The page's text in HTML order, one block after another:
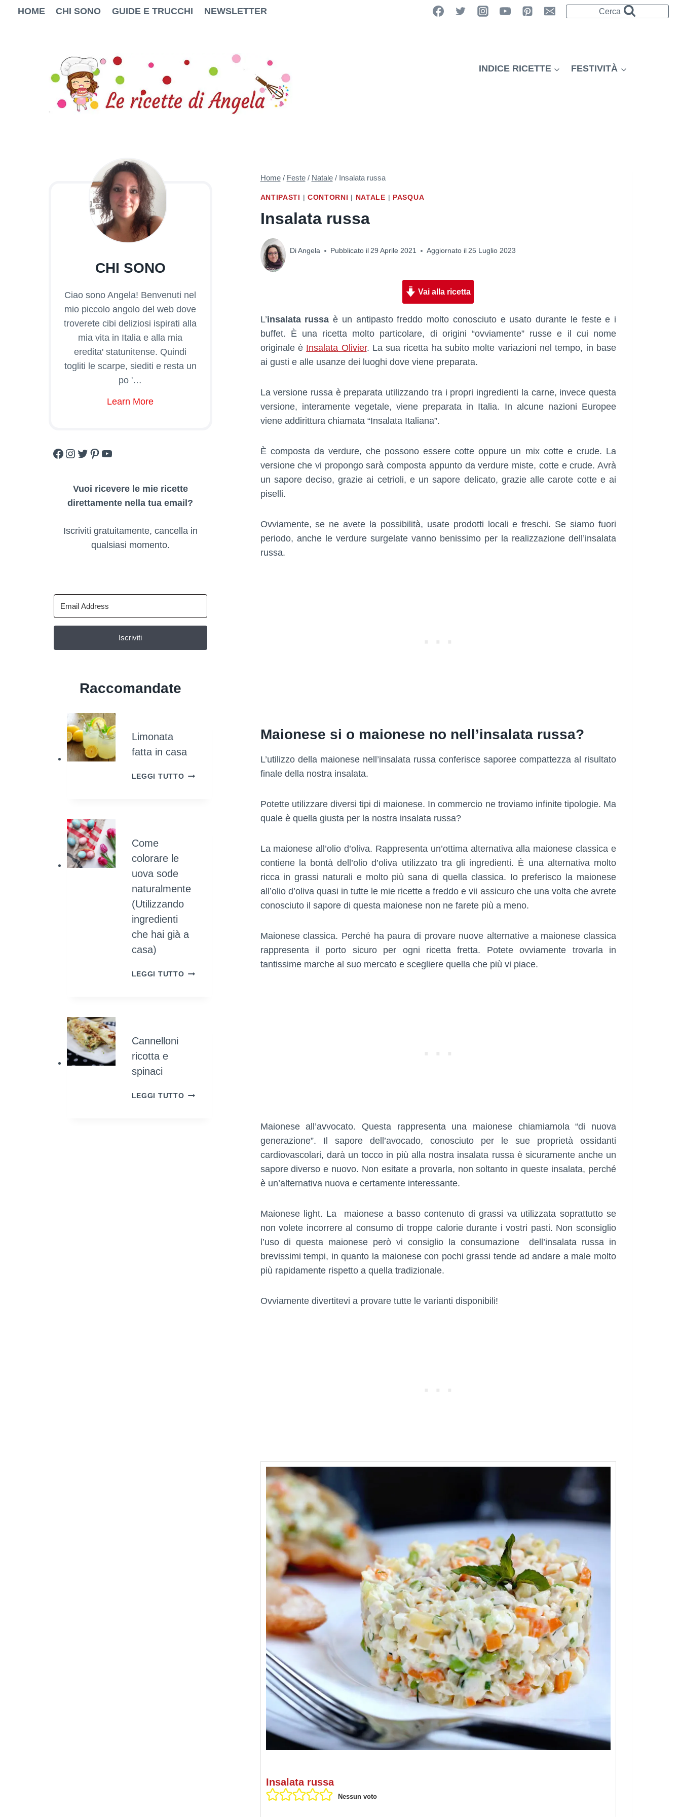
SaltaHOME CHI SONO GUIDE E TRUCCHI NEWSLETTER Cerca
INDICE RICETTE FESTIVITÀ
Home / Feste / Natale / Insalata russa
ANTIPASTI | CONTORNI | NATALE | PASQUA
Insalata russa
Di Angela Pubblicato il 29 Aprile 2021 Aggiornato il25 Luglio 2023
Vai alla ricetta
L’insalata russa è un antipasto freddo molto conosciuto e usato durante le feste e i
buffet. È una ricetta molto particolare, di origini “ovviamente” russe e il cui nome
originale è Insalata Olivier. La sua ricetta ha subito molte variazioni nel tempo, in base
ai gusti e alle usanze dei luoghi dove viene preparata.
La versione russa è preparata utilizzando tra i propri ingredienti la carne, invece questa
versione, interamente vegetale, viene preparata in Italia. In alcune nazioni Europee
viene addirittura chiamata “Insalata Italiana”.
È composta da verdure, che possono essere cotte oppure un mix cotte e crude. La
versione che vi propongo sarà composta appunto da verdure miste, cotte e crude. Avrà
un sapore deciso, grazie ai cetrioli, e un sapore delicato, grazie alle carote cotte e ai
piselli.
Ovviamente, se ne avete la possibilità, usate prodotti locali e freschi. Se siamo fuori
periodo, anche le verdure surgelate vanno benissimo per la realizzazione dell’insalata
russa.
Maionese si o maionese no nell’insalata russa?
L’utilizzo della maionese nell’insalata russa conferisce saporee compattezza al risultato
finale della nostra insalata.
Potette utilizzare diversi tipi di maionese. In commercio ne troviamo infinite tipologie. Ma
quale è quella giusta per la nostra insalata russa?
La maionese all’olio d’oliva. Rappresenta un’ottima alternativa alla maionese classica e
contiene la bontà dell’olio d’oliva utilizzato tra gli ingredienti. È una alternativa molto
ricca in grassi naturali e molto più sana di quella classica. Io preferisco la maionese
all’olio d’oliva quasi in tutte le mie ricette a freddo e vii assicuro che una volta che avrete
conosciuto il sapore di questa maionese non ne farete più a meno.
Maionese classica. Perché ha paura di provare nuove alternative a maionese classica
rappresenta il porto sicuro per ogni ricetta fretta. Potete ovviamente trovarla in
tantissime marche al suo mercato e scegliere quella che più vi piace.
Maionese all’avvocato. Questa rappresenta una maionese chiamiamola “di nuova
generazione”. Il sapore dell’avocado, conosciuto per le sue proprietà ossidanti
cardiovascolari, darà un tocco in più alla nostra insalata russa è sicuramente anche un
sapore diverso e nuovo. Non esitate a provarla, non soltanto in queste insalata, perché
è un’alternativa nuova e certamente interessante.
Maionese light. La maionese a basso contenuto di grassi va utilizzata soprattutto se
non volete incorrere al consumo di troppe calorie durante i vostri pasti. Non sconsiglio
l’uso di questa maionese però vi consiglio la consumazione dell’insalata russa in
brevissimi tempi, in quanto la maionese con pochi grassi tende ad andare a male molto
più rapidamente rispetto a quella tradizionale.
Ovviamente divertitevi a provare tutte le varianti disponibili!
Insalata russa
Nessun voto
CHI SONO
Ciao sono Angela! Benvenuti nel
mio piccolo angolo del web dove
troverete cibi deliziosi ispirati alla
mia vita in Italia e alla mia
eredita' statunitense. Quindi
togliti le scarpe, siediti e resta un
po '…
Learn More
Facebook
Instagram
Twitter
Pinterest
YouTube
Vuoi ricevere le mie ricette
direttamente nella tua email?
Iscriviti gratuitamente, cancella in
qualsiasi momento.
Iscriviti
Raccomandate
Limonata
fatta in casa
LEGGI TUTTOLIMONATA
Come
colorare le
uova sode
naturalmente
(Utilizzando
ingredienti
che hai già a
casa)
LEGGI TUTTOCOME
Cannelloni
ricotta e
spinaci
LEGGI TUTTOCANNELLONI